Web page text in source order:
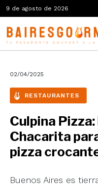
9 de agosto de 2026
02/04/2025
RESTAURANTES
Culpina
Chacarita
pizza
Buenos Aires es